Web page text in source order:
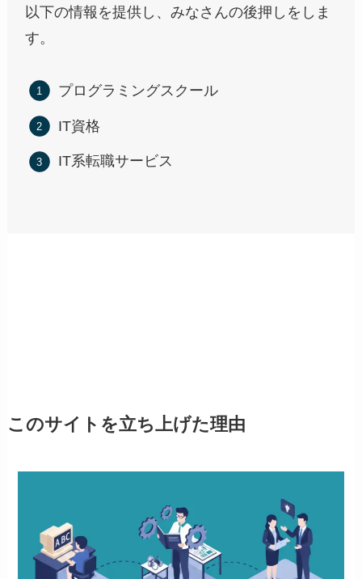
以下の情報を提供し、みなさんの後押しをしま
す。
プログラミングスクール
IT資格
IT系転職サービス
このサイトを立ち上げた理由